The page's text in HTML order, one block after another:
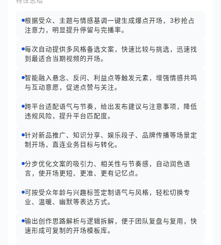
根据受众、主题与情感基调一键生成爆点开场，3秒抢占
注意力，明显提升停留与完播率。
每次自动提供多风格备选文案，快速比较与挑选，迅速找
到最适合当期视频的开场。
智能融入悬念、反问、利益点等触发元素，增强情感共鸣
与互动意愿，促进点赞与关注。
跨平台适配语气与节奏，给出发布建议与注意事项，降低
违规风险，提升平台匹配度。
针对新品推广、知识分享、娱乐段子、品牌传播等场景定
制开场，直连业务目标与转化。
分步优化文案的吸引力、相关性与节奏感，自动润色语
言，使开场更短、更准、更有记忆点。
可按受众年龄与兴趣标签定制语气与风格，轻松切换专
业、温暖、幽默等表达方式。
输出创作思路解析与逻辑拆解，便于团队复盘与复用，快
速形成可复制的开场模板库。